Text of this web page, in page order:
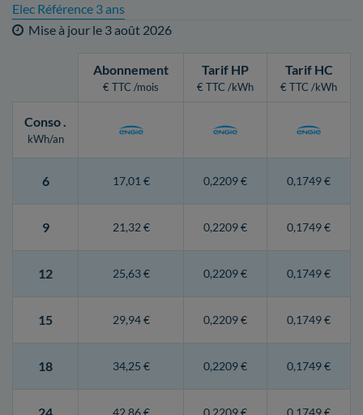
Elec Référence 3 ans
Mise à jour le 3 août 2026
Abonnement
€ TTC /mois
Tarif HP
€ TTC /kWh
Tarif HC
€ TTC /kWh
Conso.
kWh/an
6 17,01 € 0,2209 € 0,1749 €
9 21,32 € 0,2209 € 0,1749 €
12 25,63 € 0,2209 € 0,1749 €
15 29,94 € 0,2209 € 0,1749 €
18 34,25 € 0,2209 € 0,1749 €